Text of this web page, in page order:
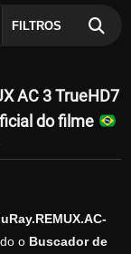
FILTROS
AC 3 TrueHD7
do filme
o Buscador de